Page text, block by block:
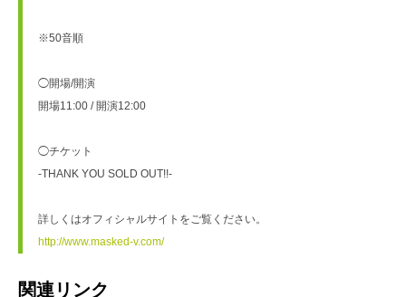
※50音順
◯開場/開演
開場11:00 / 開演12:00
◯チケット
-THANK YOU SOLD OUT!!-
詳しくはオフィシャルサイトをご覧ください。
http://www.masked-v.com/
関連リンク